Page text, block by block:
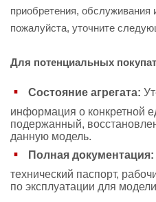
приобретения,
пожалуйста, уточните
Для потенциальных
Состояние агрегата:
информация о конкретной
подержанный,
данную модель.
Полная документация:
технический паспорт,
по эксплуатации для